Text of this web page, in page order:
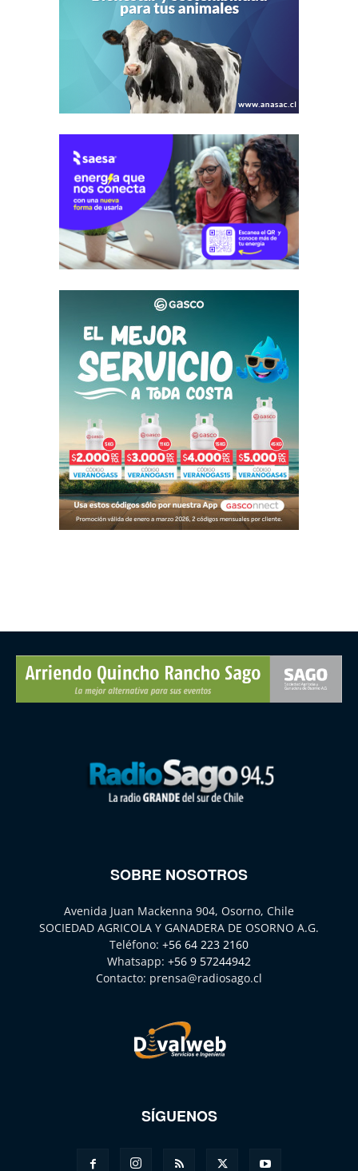
SOBRE NOSOTROS
Avenida Juan Mackenna 904, Osorno, Chile
SOCIEDAD AGRICOLA Y GANADERA DE OSORNO A.G.
Teléfono: +56 64 223 2160
Whatsapp: +56 9 57244942
Contacto: prensa@radiosago.cl
SÍGUENOS